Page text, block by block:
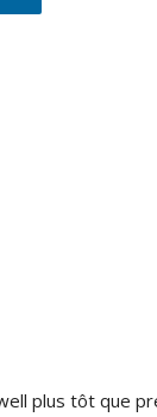
plus tôt que